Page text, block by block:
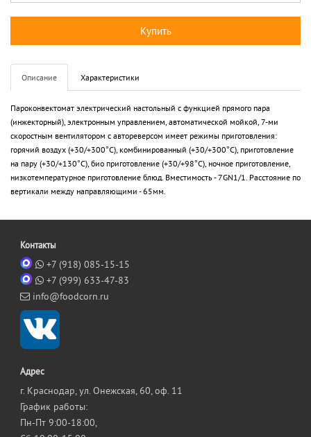
Купить
Описание Характеристики
Пароконвектомат электрический настольный с функцией прямого пара
(инжекторный), электронным управлением, автоматической мойкой, 7-ми
скоростным вентилятором с автореверсом имеет режимы приготовления:
горячий воздух (+30/+300°С), комбинированный (+30/+300°С), приготовление
на пару (+30/+130°C), био приготовление (+30/+98°С), ночное приготовление,
низкотемпературное приготовление блюд. Вместимость - 7GN1/1. Расстояние по
вертикали между направляющими - 65мм.
Контакты
+7 (918) 085-15-15
+7 (999) 633-47-83
info@foodcorn.ru
Адрес
г. Краснодар, ул. Онежская, 60, оф. 11
График работы:
Пн-Пт 9:00-18:00,